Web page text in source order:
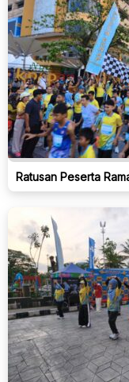
Ratusan Peserta